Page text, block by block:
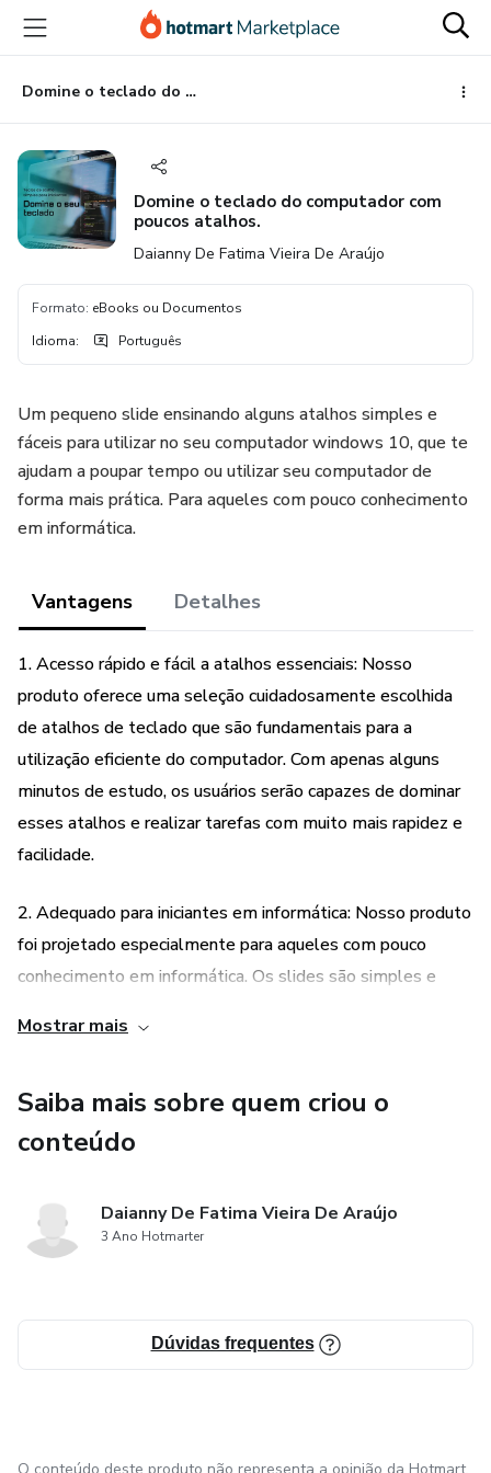
para
conteúdo
principal
para
pagamento
para
rodapé
Domine o teclado do computador com poucos atalhos.
Domine o teclado do computador com
poucos atalhos.
Daianny De Fatima Vieira De Araújo
Formato: eBooks ou Documentos
Idioma: Português
Um pequeno slide ensinando alguns atalhos simples e
fáceis para utilizar no seu computador windows 10, que te
ajudam a poupar tempo ou utilizar seu computador de
forma mais prática. Para aqueles com pouco conhecimento
em informática.
Vantagens Detalhes
1. Acesso rápido e fácil a atalhos essenciais: Nosso
produto oferece uma seleção cuidadosamente escolhida
de atalhos de teclado que são fundamentais para a
utilização eficiente do computador. Com apenas alguns
minutos de estudo, os usuários serão capazes de dominar
esses atalhos e realizar tarefas com muito mais rapidez e
facilidade.
2. Adequado para iniciantes em informática: Nosso produto
foi projetado especialmente para aqueles com pouco
conhecimento em informática. Os slides são simples e
práticos. Mesmo que você seja um iniciante completo,
imediatamente, sem se sentir sobrecarregado ou confuso.
Mostrar mais
Saiba mais sobre quem criou o
conteúdo
Daianny De Fatima Vieira De Araújo
3 Ano Hotmarter
Dúvidas frequentes